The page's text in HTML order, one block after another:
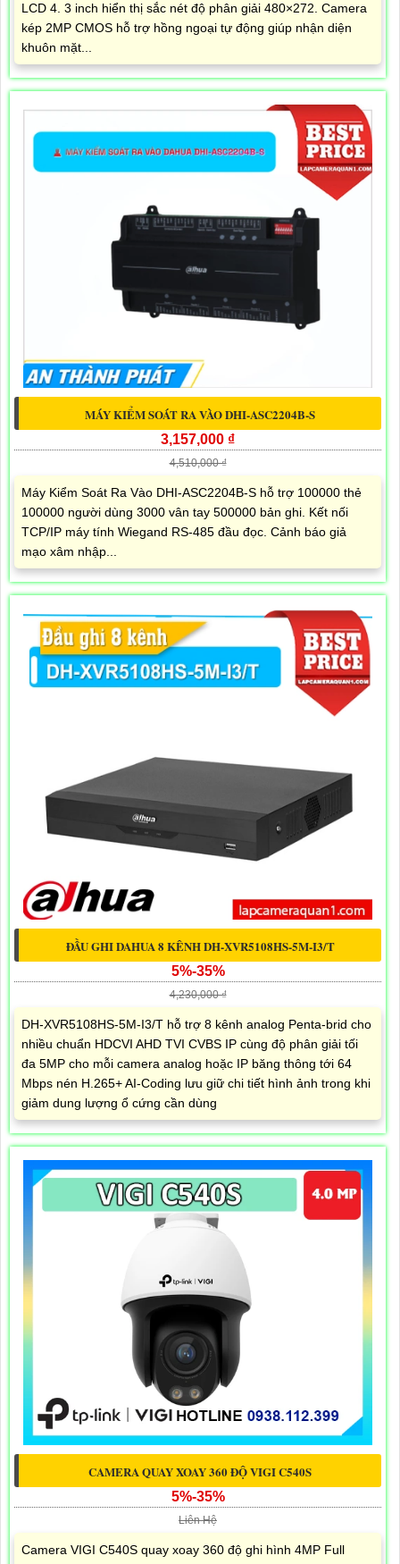
LCD 4. 3 inch hiển thị sắc nét độ phân giải 480×272. Camera
kép 2MP CMOS hỗ trợ hồng ngoại tự động giúp nhận diện
khuôn mặt...
MÁY KIỂM SOÁT RA VÀO DHI-ASC2204B-S
3,157,000 ₫
4,510,000 ₫
Máy Kiểm Soát Ra Vào DHI-ASC2204B-S hỗ trợ 100000 thẻ
100000 người dùng 3000 vân tay 500000 bản ghi. Kết nối
TCP/IP máy tính Wiegand RS-485 đầu đọc. Cảnh báo giả
mạo xâm nhập...
ĐẦU GHI DAHUA 8 KÊNH DH-XVR5108HS-5M-I3/T
5%-35%
4,230,000 ₫
DH-XVR5108HS-5M-I3/T hỗ trợ 8 kênh analog Penta-brid cho
nhiều chuẩn HDCVI AHD TVI CVBS IP cùng độ phân giải tối
đa 5MP cho mỗi camera analog hoặc IP băng thông tới 64
Mbps nén H.265+ AI-Coding lưu giữ chi tiết hình ảnh trong khi
giảm dung lượng ổ cứng cần dùng
CAMERA QUAY XOAY 360 ĐỘ VIGI C540S
5%-35%
Liên Hệ
Camera VIGI C540S quay xoay 360 độ ghi hình 4MP Full